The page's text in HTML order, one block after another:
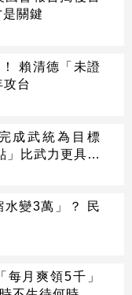
關鍵
賴清德「未證
台
成武統為目標
比武力更具威
變3萬」？ 民
每月爽領5千」